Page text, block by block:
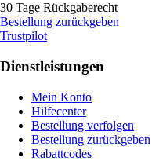
30 Tage Rückgaberecht
Bestellung zurückgeben
Trustpilot
Dienstleistungen
Mein Konto
Hilfecenter
Bestellung verfolgen
Bestellung zurückgeben
Rabattcodes